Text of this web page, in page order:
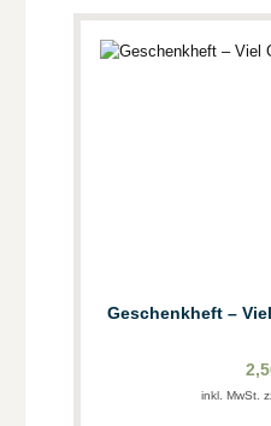
Geschenkheft –
inkl. MwSt.